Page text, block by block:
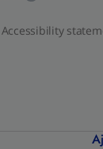
Accessibility